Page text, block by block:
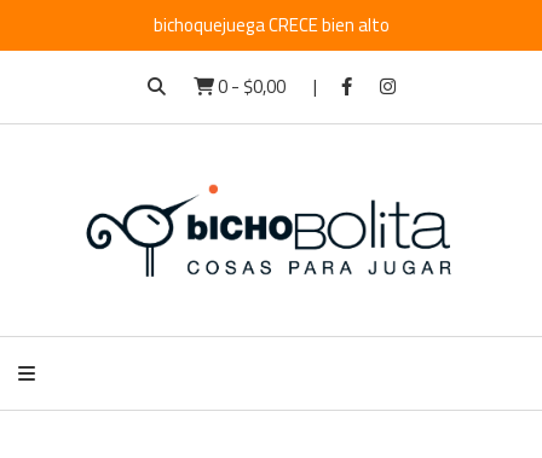
bichoquejuega CRECE bien alto
0-$0,00